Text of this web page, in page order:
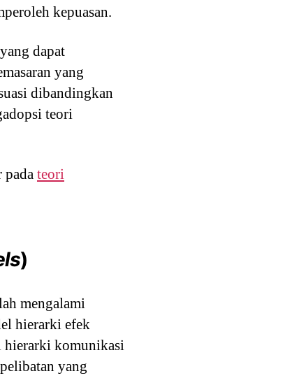
kepuasan.
dapat
yang
dibandingkan
teori
pada teori
)
mengalami
hierarki efek
hierarki komunikasi
yang